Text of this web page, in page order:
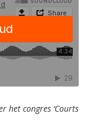
het congres ‘Courts